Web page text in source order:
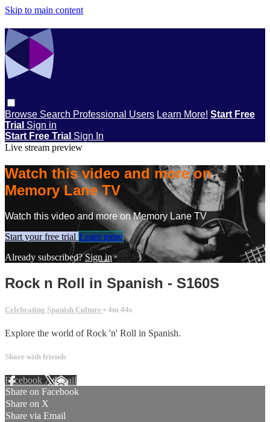
Skip to main content
Browse Search Professional Users Learn More! Start Free
Trial Sign in
Start Free Trial Sign In
Live stream preview
Watch this video and more on
Memory Lane TV
Watch this video and more on Memory Lane TV
Start your free trial Learn more
Already subscribed?Sign in
Rock n Roll in Spanish - S160S
Celebrating Spanish Culture • 4m 44s
Explore the world of Rock 'n' Roll in Spanish.
Share with friends
Facebook XEmail
Share on Facebook
Share on X
Share via Email